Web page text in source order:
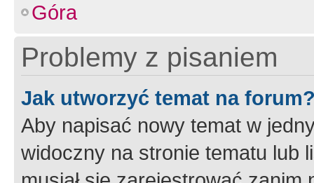
Góra
Problemy z pisaniem
Jak utworzyć temat na
Aby napisać nowy temat w
widoczny na stronie tematu lub